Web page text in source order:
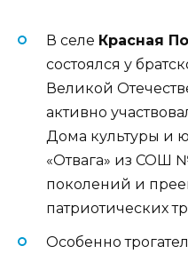
В селе Красная
состоялся у
Великой
активно
Дома культуры и
«Отвага» из СОШ
поколений и
патриотических
Особенно